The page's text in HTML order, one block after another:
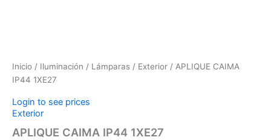
Inicio / Iluminación / Lámparas / Exterior / APLIQUE CAIMA
IP44 1XE27
Login to see prices
Exterior
APLIQUE CAIMA IP44 1XE27